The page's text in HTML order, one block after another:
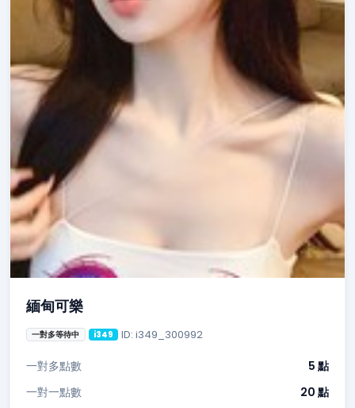
緬甸可樂
一對多等待中 i349 ID: i349_300992
一對多點數
5 點
一對一點數
20 點